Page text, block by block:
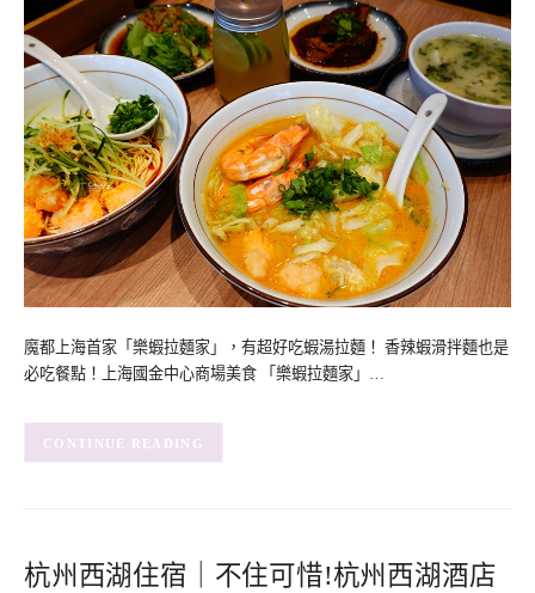
魔都上海首家「樂蝦拉麵家」，有超好吃蝦湯拉麵！ 香辣蝦滑拌麵也是
必吃餐點！上海國金中心商場美食 「樂蝦拉麵家」…
CONTINUE READING
杭州西湖住宿｜不住可惜!杭州西湖酒店